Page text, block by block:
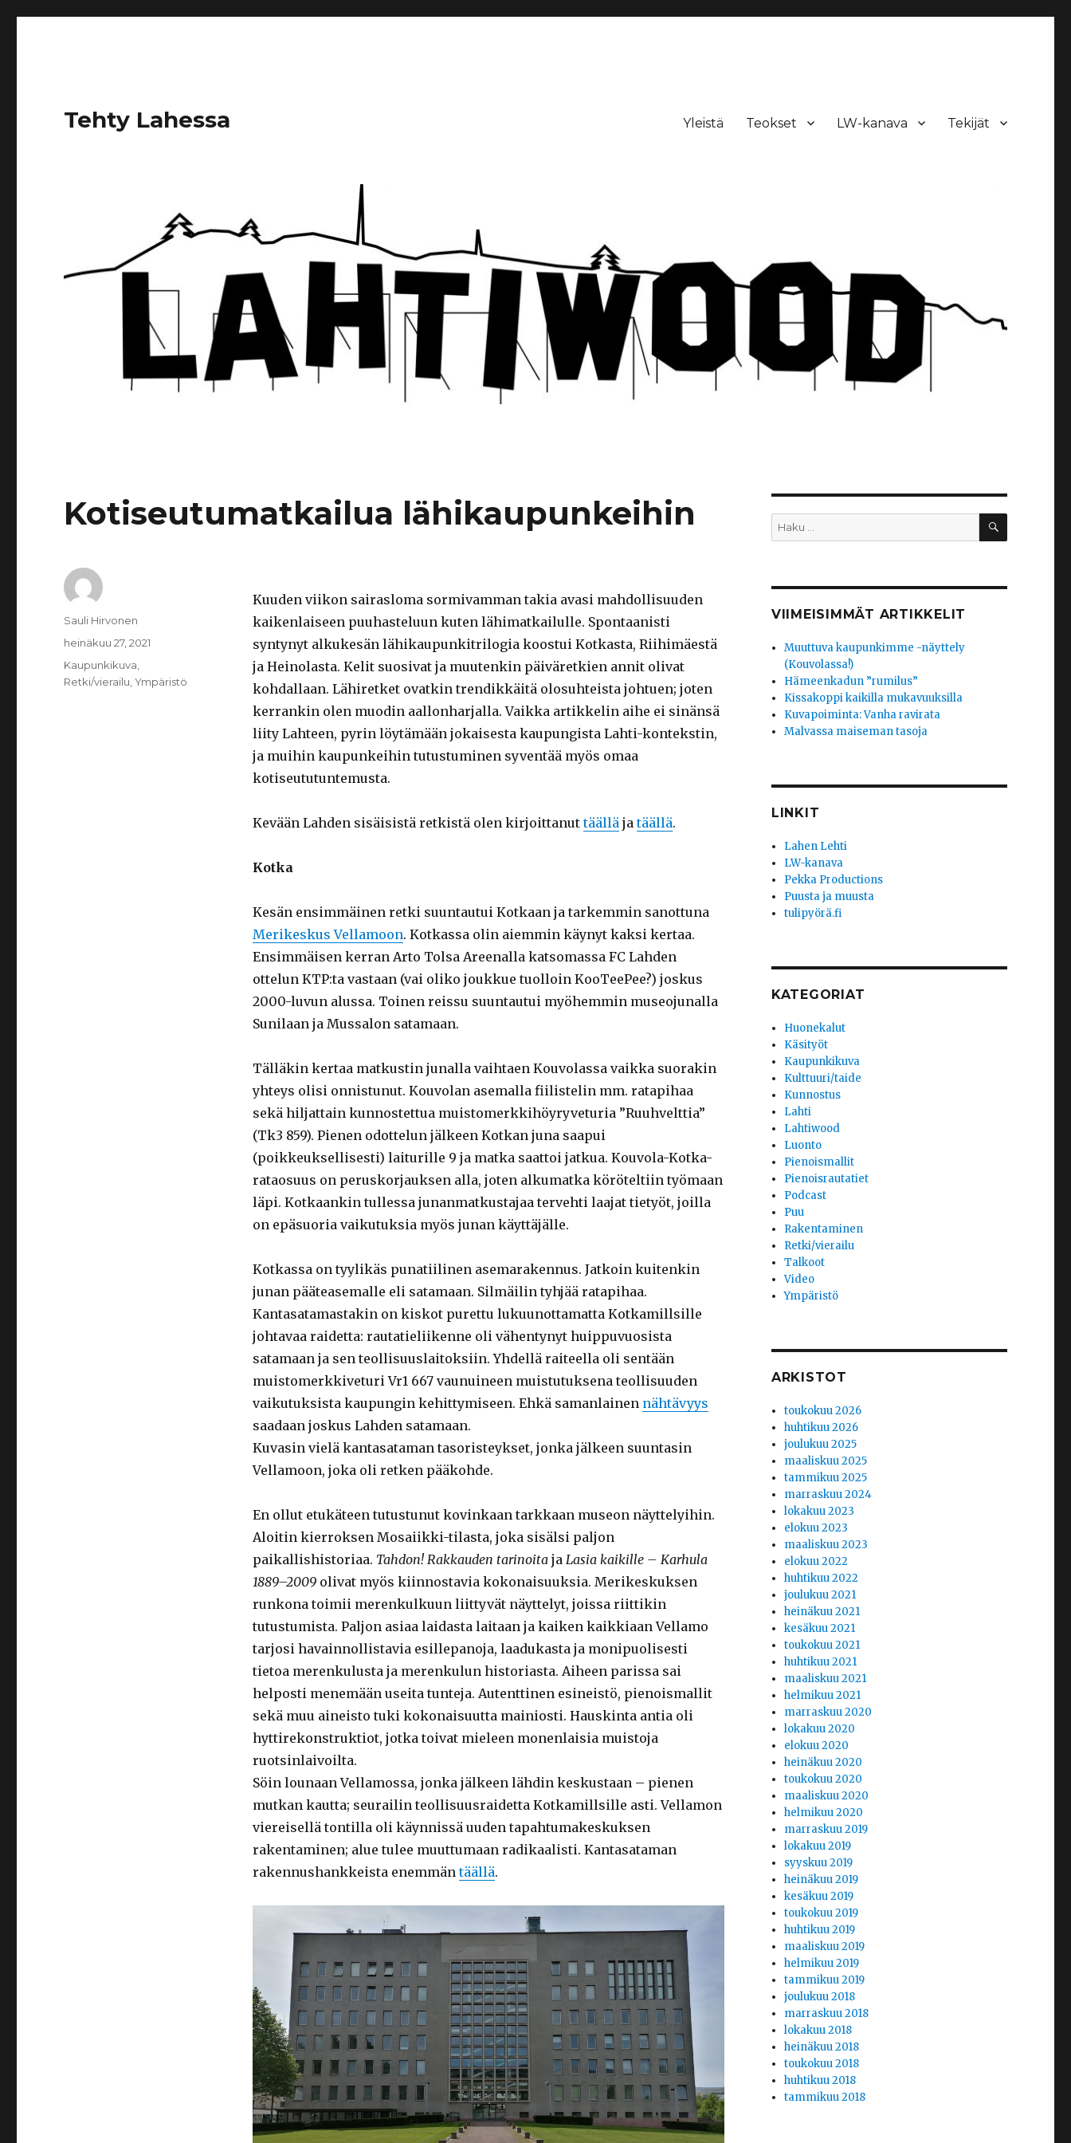
Tehty Lahessa Yleistä Teokset LW-kanava Tekijät
Kotiseutumatkailua lähikaupunkeihin
Kuuden viikon sairasloma sormivamman takia avasi mahdollisuuden
kaikenlaiseen puuhasteluun kuten lähimatkailulle. Spontaanisti
syntynyt alkukesän lähikaupunkitrilogia koostui Kotkasta, Riihimäestä
ja Heinolasta. Kelit suosivat ja muutenkin päiväretkien annit olivat
kohdallaan. Lähiretket ovatkin trendikkäitä olosuhteista johtuen; joten
kerrankin olen muodin aallonharjalla. Vaikka artikkelin aihe ei sinänsä
liity Lahteen, pyrin löytämään jokaisesta kaupungista Lahti-kontekstin,
ja muihin kaupunkeihin tutustuminen syventää myös omaa
kotiseututuntemusta.
Kevään Lahden sisäisistä retkistä olen kirjoittanuttäälläjatäällä.
Kotka
Kesän ensimmäinen retki suuntautui Kotkaan ja tarkemmin sanottuna
Merikeskus Vellamoon. Kotkassa olin aiemmin käynyt kaksi kertaa.
Ensimmäisen kerran Arto Tolsa Areenalla katsomassa FC Lahden
ottelun KTP:ta vastaan (vai oliko joukkue tuolloin KooTeePee?) joskus
2000-luvun alussa. Toinen reissu suuntautui myöhemmin museojunalla
Sunilaan ja Mussalon satamaan.
Tälläkin kertaa matkustin junalla vaihtaen Kouvolassa vaikka suorakin
yhteys olisi onnistunut. Kouvolan asemalla fiilistelin mm. ratapihaa
sekä hiljattain kunnostettua muistomerkkihöyryveturia ”Ruuhvelttia”
(Tk3 859). Pienen odottelun jälkeen Kotkan juna saapui
(poikkeuksellisesti) laiturille 9 ja matka saattoi jatkua. Kouvola-Kotka-
rataosuus on peruskorjauksen alla, joten alkumatka köröteltiin työmaan
läpi. Kotkaankin tullessa junanmatkustajaa tervehti laajat tietyöt, joilla
on epäsuoria vaikutuksia myös junan käyttäjälle.
Kotkassa on tyylikäs punatiilinen asemarakennus. Jatkoin kuitenkin
junan pääteasemalle eli satamaan. Silmäilin tyhjää ratapihaa.
Kantasatamastakin on kiskot purettu lukuunottamatta Kotkamillsille
johtavaa raidetta: rautatieliikenne oli vähentynyt huippuvuosista
satamaan ja sen teollisuuslaitoksiin. Yhdellä raiteella oli sentään
muistomerkkiveturi Vr1 667 vaunuineen muistutuksena teollisuuden
vaikutuksista kaupungin kehittymiseen. Ehkä samanlainen nähtävyys
saadaan joskus Lahden satamaan.
Kuvasin vielä kantasataman tasoristeykset, jonka jälkeen suuntasin
Vellamoon, joka oli retken pääkohde.
En ollut etukäteen tutustunut kovinkaan tarkkaan museon näyttelyihin.
Aloitin kierroksen Mosaiikki-tilasta, joka sisälsi paljon
paikallishistoriaa. Tahdon! Rakkauden tarinoitaja Lasia kaikille – Karhula
1889–2009olivat myös kiinnostavia kokonaisuuksia. Merikeskuksen
runkona toimii merenkulkuun liittyvät näyttelyt, joissa riittikin
tutustumista. Paljon asiaa laidasta laitaan ja kaiken kaikkiaan Vellamo
tarjosi havainnollistavia esillepanoja, laadukasta ja monipuolisesti
tietoa merenkulusta ja merenkulun historiasta. Aiheen parissa sai
helposti menemään useita tunteja. Autenttinen esineistö, pienoismallit
sekä muu aineisto tuki kokonaisuutta mainiosti. Hauskinta antia oli
hyttirekonstruktiot, jotka toivat mieleen monenlaisia muistoja
ruotsinlaivoilta.
Söin lounaan Vellamossa, jonka jälkeen lähdin keskustaan – pienen
mutkan kautta; seurailin teollisuusraidetta Kotkamillsille asti. Vellamon
viereisellä tontilla oli käynnissä uuden tapahtumakeskuksen
rakentaminen; alue tulee muuttumaan radikaalisti. Kantasataman
rakennushankkeista enemmäntäällä.
Kirjoittaja
Sauli Hirvonen
Julkaistu
heinäkuu 27, 2021
Kategoriat
Kaupunkikuva
Retki/vierailu ,Ympäristö
Etsi: HAKU
VIIMEISIMMÄT ARTIKKELIT
Muuttuva kaupunkimme -näyttely
(Kouvolassa!)
Hämeenkadun ”rumilus”
Kissakoppi kaikilla mukavuuksilla
Kuvapoiminta: Vanha ravirata
Malvassa maiseman tasoja
LINKIT
Lahen Lehti
LW-kanava
Pekka Productions
Puusta ja muusta
tulipyörä.fi
KATEGORIAT
Huonekalut
Käsityöt
Kaupunkikuva
Kulttuuri/taide
Kunnostus
Lahti
Lahtiwood
Luonto
Pienoismallit
Pienoisrautatiet
Podcast
Puu
Rakentaminen
Retki/vierailu
Talkoot
Video
Ympäristö
ARKISTOT
toukokuu 2026
huhtikuu 2026
joulukuu 2025
maaliskuu 2025
tammikuu 2025
marraskuu 2024
lokakuu 2023
elokuu 2023
maaliskuu 2023
elokuu 2022
huhtikuu 2022
joulukuu 2021
heinäkuu 2021
kesäkuu 2021
toukokuu 2021
huhtikuu 2021
maaliskuu 2021
helmikuu 2021
marraskuu 2020
lokakuu 2020
elokuu 2020
heinäkuu 2020
toukokuu 2020
maaliskuu 2020
helmikuu 2020
marraskuu 2019
lokakuu 2019
syyskuu 2019
heinäkuu 2019
kesäkuu 2019
toukokuu 2019
huhtikuu 2019
maaliskuu 2019
helmikuu 2019
tammikuu 2019
joulukuu 2018
marraskuu 2018
lokakuu 2018
heinäkuu 2018
toukokuu 2018
huhtikuu 2018
tammikuu 2018